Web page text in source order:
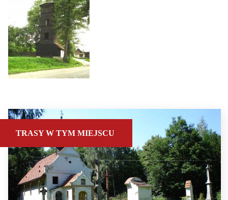
TRASY W TYM MIEJSCU